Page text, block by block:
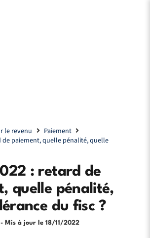
le revenu
Paiement
de paiement, quelle pénalité, quelle
: retard de
quelle pénalité,
du fisc ?
- Mis à jour le 18/11/2022